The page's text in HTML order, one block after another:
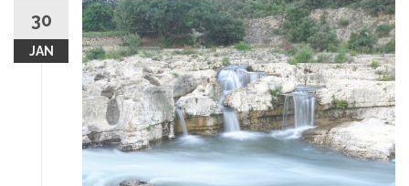
30
JAN